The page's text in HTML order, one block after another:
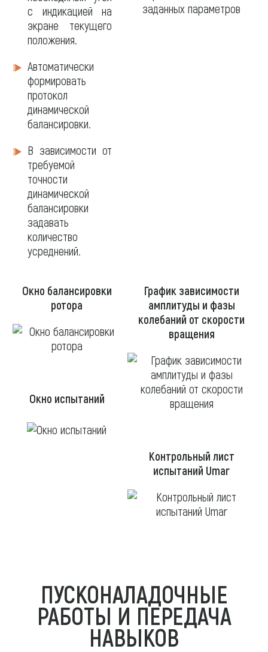
с индикацией на
экране текущего
положения.
Автоматически
формировать
протокол
динамической
балансировки.
В зависимости от
требуемой
точности
динамической
балансировки
задавать
количество
усреднений.
заданных параметров
Окно балансировки
ротора
Окно испытаний
График зависимости
амплитуды и фазы
колебаний от скорости
вращения
Контрольный лист
испытаний Umar
ПУСКОНАЛАДОЧНЫЕ
РАБОТЫ И ПЕРЕДАЧА
НАВЫКОВ